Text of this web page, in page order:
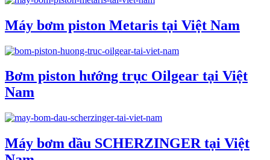
Máy bơm piston Metaris tại Việt Nam
Bơm piston hướng trục Oilgear tại Việt
Nam
Máy bơm dầu SCHERZINGER tại Việt